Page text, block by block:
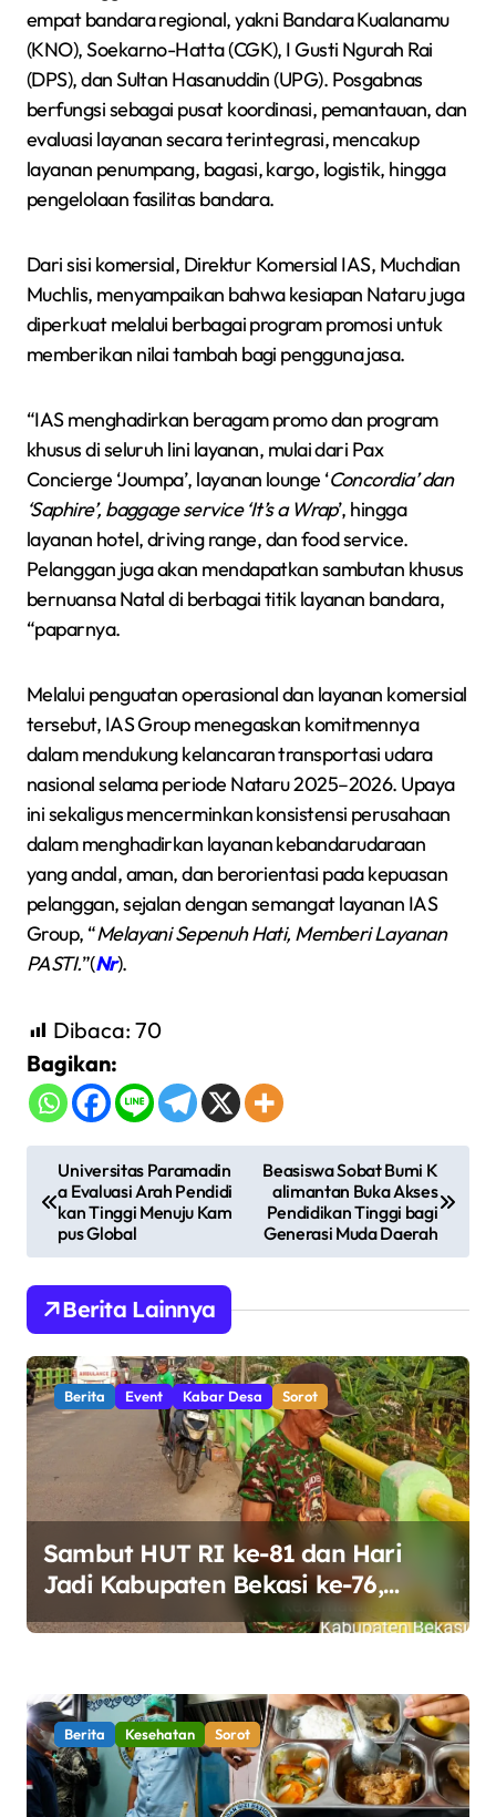
empat bandara regional, yakni Bandara Kualanamu
(KNO), Soekarno-Hatta (CGK), I Gusti Ngurah Rai
(DPS), dan Sultan Hasanuddin (UPG). Posgabnas
berfungsi sebagai pusat koordinasi, pemantauan, dan
evaluasi layanan secara terintegrasi, mencakup
layanan penumpang, bagasi, kargo, logistik, hingga
pengelolaan fasilitas bandara.
Dari sisi komersial, Direktur Komersial IAS, Muchdian
Muchlis, menyampaikan bahwa kesiapan Nataru juga
diperkuat melalui berbagai program promosi untuk
memberikan nilai tambah bagi pengguna jasa.
“IAS menghadirkan beragam promo dan program
khusus di seluruh lini layanan, mulai dari Pax
Concierge ‘Joumpa’, layanan lounge ‘Concordia’ dan
‘Saphire’, baggage service ‘It’s a Wrap’, hingga
layanan hotel, driving range, dan food service.
Pelanggan juga akan mendapatkan sambutan khusus
bernuansa Natal di berbagai titik layanan bandara,
“paparnya.
Melalui penguatan operasional dan layanan komersial
tersebut, IAS Group menegaskan komitmennya
dalam mendukung kelancaran transportasi udara
nasional selama periode Nataru 2025–2026. Upaya
ini sekaligus mencerminkan konsistensi perusahaan
dalam menghadirkan layanan kebandarudaraan
yang andal, aman, dan berorientasi pada kepuasan
pelanggan, sejalan dengan semangat layanan IAS
Group, “Melayani Sepenuh Hati, Memberi Layanan
PASTI.”(Nr).
Dibaca: 70
Bagikan:
a
a
s
i
p
s
Universitas Paramadin
a Evaluasi Arah Pendidi
kan Tinggi Menuju Kam
pus Global
Beasiswa Sobat Bumi K
alimantan Buka Akses
Pendidikan Tinggi bagi
Generasi Muda Daerah
Berita Lainnya
Berita Event Kabar Desa Sorot
Sambut HUT RI ke-81 dan Hari
Jadi Kabupaten Bekasi ke-76,
Pemdes Muara bakti Gotong
Berita Kesehatan Sorot